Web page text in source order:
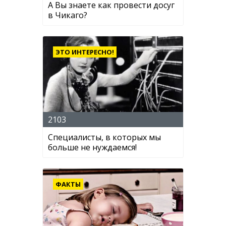
А Вы знаете как провести досуг
в Чикаго?
ЭТО ИНТЕРЕСНО!
2103
Специалисты, в которых мы
больше не нуждаемся!
ФАКТЫ